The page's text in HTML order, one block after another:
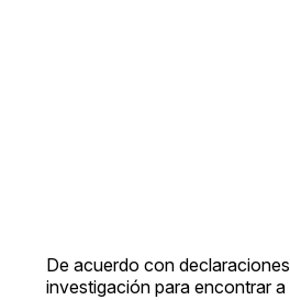
De acuerdo con
investigación para encontrar